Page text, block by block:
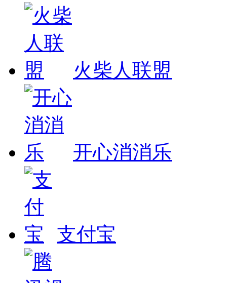
火柴人联盟
开心消消乐
支付宝